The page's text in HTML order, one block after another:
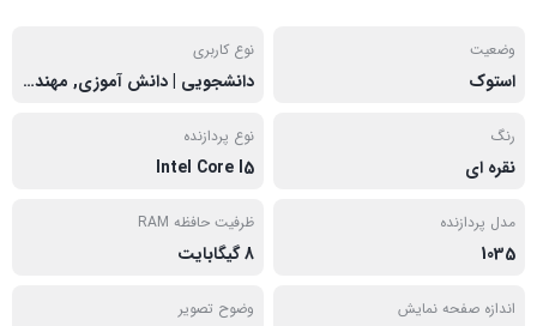
وضعیت
استوک
نوع کاربری
دانشجویی | دانش آموزی, مهندسی
رنگ
نقره ای
نوع پردازنده
Intel Core I5
مدل پردازنده
1035
ظرفیت حافظه RAM
8 گیگابایت
اندازه صفحه نمایش وضوح تصویر